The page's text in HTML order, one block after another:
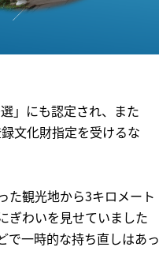
」にも認定され、また
文化財指定を受けるな
た観光地から3キロメート
ぎわいを見せていました
で一時的な持ち直しはあっ